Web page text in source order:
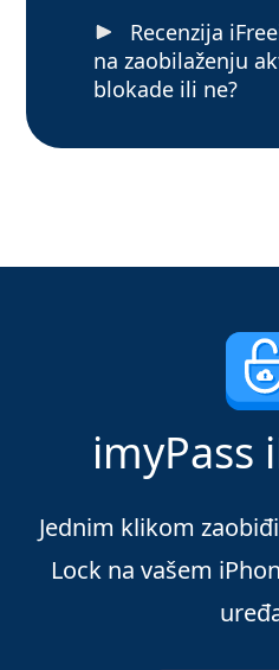
Recenzija
na zaobilaženju
blokade ili ne?
imyPass
Jednim klikom
Lock na vašem